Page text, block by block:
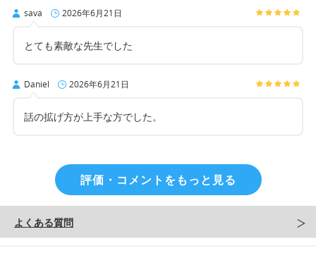
sava 2026年6月21日
とても素敵な先生でした
Daniel 2026年6月21日
話の拡げ方が上手な方でした。
評価・コメントをもっと見る
よくある質問